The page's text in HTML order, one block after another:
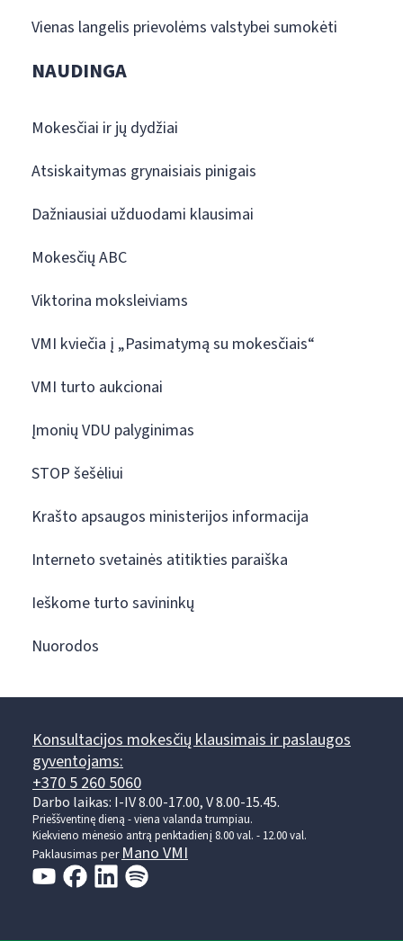
Vienas langelis prievolėms valstybei sumokėti
NAUDINGA
Mokesčiai ir jų dydžiai
Atsiskaitymas grynaisiais pinigais
Dažniausiai užduodami klausimai
Mokesčių ABC
Viktorina moksleiviams
VMI kviečia į „Pasimatymą su mokesčiais“
VMI turto aukcionai
Įmonių VDU palyginimas
STOP šešėliui
Krašto apsaugos ministerijos informacija
Interneto svetainės atitikties paraiška
Ieškome turto savininkų
Nuorodos
Konsultacijos mokesčių klausimais ir paslaugos
gyventojams:
+370 5 260 5060
Darbo laikas: I-IV 8.00-17.00, V 8.00-15.45.
Prieššventinę dieną - viena valanda trumpiau.
Kiekvieno mėnesio antrą penktadienį 8.00 val. - 12.00 val.
Paklausimas perMano VMI